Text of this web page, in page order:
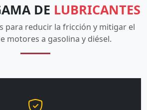
DE LUBRICANTES
para reducir la fricción y mitigar el
motores a gasolina y diésel.